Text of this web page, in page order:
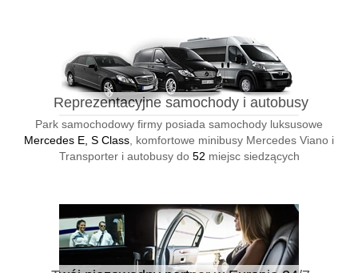
Reprezentacyjne samochody i autobusy
Park samochodowy firmy posiada samochody luksusowe
Mercedes E, S Class , komfortowe minibusy Mercedes Viano i
Transporter i autobusy do 52 miejsc siedzących